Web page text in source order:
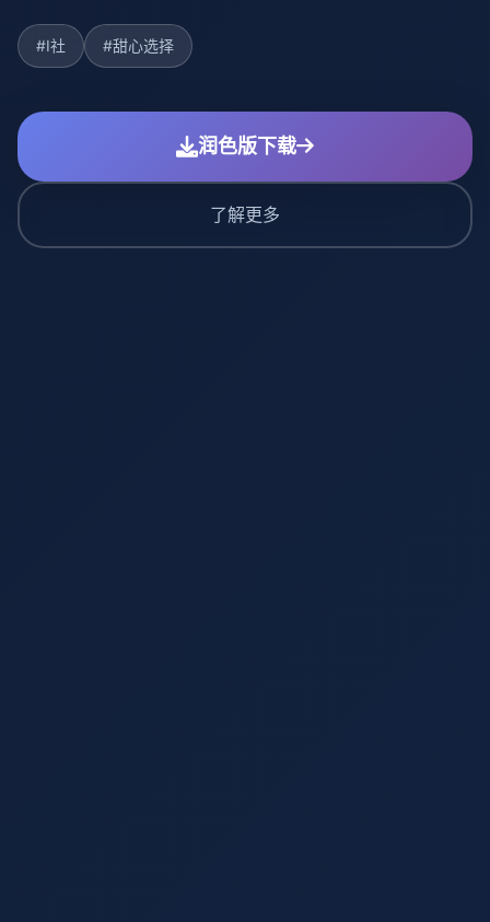
#I社 #甜心选择
润色版下载
了解更多